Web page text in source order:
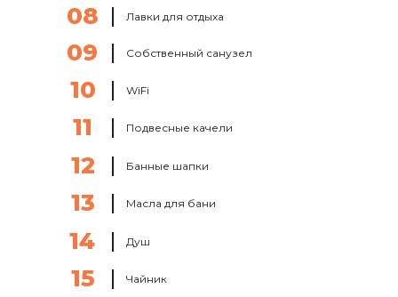
08
09
10
11
12
13
14
15
Лавки для отдыха
Собственный санузел
WiFi
Подвесные качели
Банные шапки
Масла для бани
Душ
Чайник